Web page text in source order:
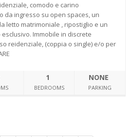
comodo e carino
da ingresso su open spaces, un
letto matrimoniale , ripostiglio e un
Immobile in discrete
reidenziale, (coppia o single) e/o per
1
BEDROOMS
NONE
PARKING